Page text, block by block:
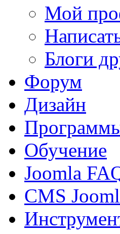
Мой
Блоги
Форум
Дизайн
Обучение
Joomla
CMS